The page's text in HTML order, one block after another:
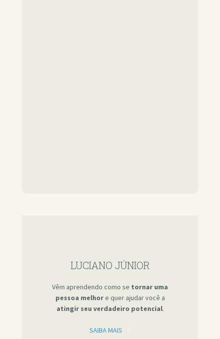
LUCIANO JÚNIOR
Vêm aprendendo como se tornar uma
pessoa melhore quer ajudar você a
atingir seu verdadeiro potencial.
SAIBA MAIS